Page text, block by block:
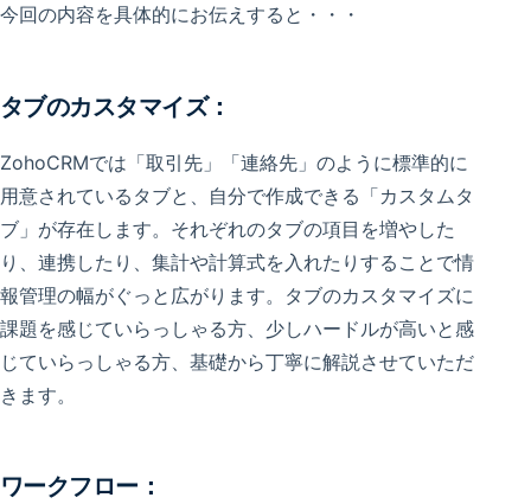
今回の内容を具体的にお伝えすると・・・
タブのカスタマイズ：
ZohoCRMでは「取引先」「連絡先」のように標準的に
用意されているタブと、自分で作成できる「カスタムタ
ブ」が存在します。それぞれのタブの項目を増やした
り、連携したり、集計や計算式を入れたりすることで情
報管理の幅がぐっと広がります。タブのカスタマイズに
課題を感じていらっしゃる方、少しハードルが高いと感
じていらっしゃる方、基礎から丁寧に解説させていただ
きます。
ワークフロー：